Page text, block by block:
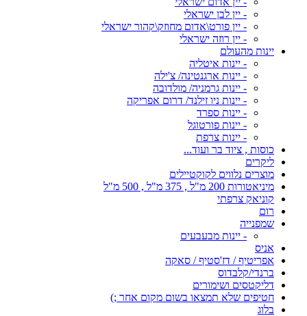
- יין לבן ישראלי
- יין פורט\אדום מחוזק\קהור ישראלי
- יין רוזה ישראלי
יינות מהעולם
- יינות איטליה
- יינות ארגנטינה/ צ'ילה
- יינות גרמניה/ מולדובה
- יינות ניו זילנד/ דרום אפריקה
- יינות ספרד
- יינות פורטוגל
- יינות צרפת
כוסות , ציוד בר ועוד...
ליקרים
מוצרים נלווים לקוקטיילים
מיניאטורות 200 מ"ל , 375 מ"ל , 500 מ"ל
קוניאק צרפתי
רום
שמפנייה
- יינות מבעבעים
אניס
אפריטיף / דז'סטיף / סאקה
ברנדי/קלבדוס
דליקטסים ושימורים
חטיפים שלא תמצאו בשום מקום אחר ;)
בלוג